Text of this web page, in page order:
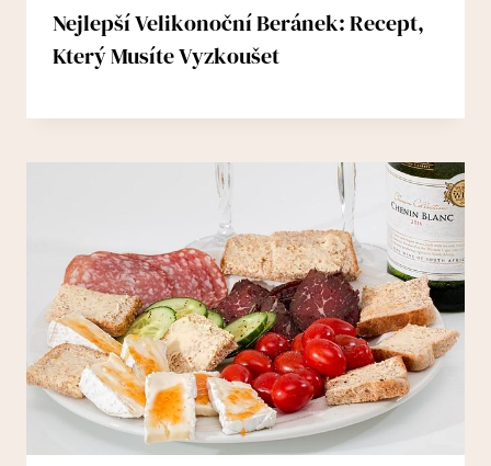
Nejlepší Velikonoční Beránek: Recept,
Který Musíte Vyzkoušet